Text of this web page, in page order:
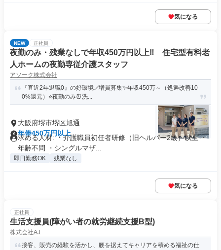
気になる
NEW 正社員
夜勤のみ・残業なしで年収450万円以上‼ 住宅型有料老
人ホームの夜勤専従介護スタッフ
アソーク株式会社
『直近2年退職0』の好環境✅増員募集✨年収450万～（処遇改善10
0%還元）⭐夜勤のみ⏰洗...
大阪府堺市堺区旭通
年俸450万円以上
求める人材: ・介護職員初任者研修（旧ヘルパー2級）以上 ・
年齢不問 ・シングルマザ...
即日勤務OK 残業なし
気になる
正社員
生活支援員(障がい者の就労継続支援B型)
株式会社AJ
接客、販売の経験を活かし、腰を据えてキャリアを積める福祉の仕